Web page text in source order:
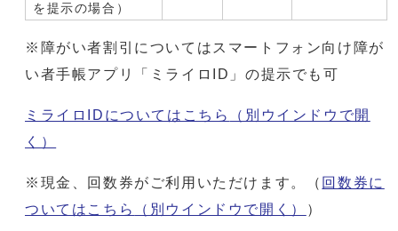
を提示の場合）
※障がい者割引についてはスマートフォン向け障が
い者手帳アプリ「ミライロID」の提示でも可
ミライロIDについてはこちら
（別ウインドウで開
く）
※現金、回数券がご利用いただけます。（ 回数券に
ついてはこちら
（別ウインドウで開く） ）